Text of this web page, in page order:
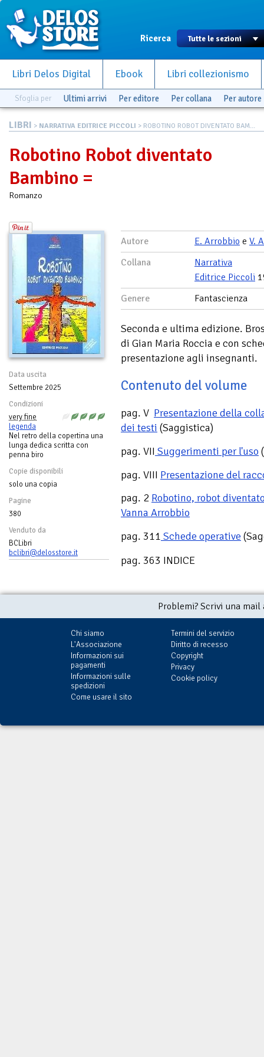
Ricerca
Libri Delos Digital Ebook Libri collezionismo
Sfoglia per Ultimi arrivi Per editore Per collana Per autore
LIBRI > NARRATIVA EDITRICE PICCOLI > ROBOTINO ROBOT DIVENTATO BAM...
Robotino Robot diventato
Bambino =
Romanzo
Data uscita
Settembre 2025
Condizioni
very fine
legenda
Nel retro della copertina una
lunga dedica scritta con
penna biro
Copie disponibili
solo una copia
Pagine
380
Venduto da
BCLibri
bclibri@delosstore.it
Autore E. Arrobbio e V.
Collana
Narrativa
Editrice Piccoli
Genere
Fantascienza
Seconda e ultima edizione.
di Gian Maria Roccia e con
presentazione agli insegnanti.
Contenuto del volume
pag. V Presentazione della
dei testi (Saggistica)
pag. VII Suggerimenti per l'uso
pag. VIII Presentazione del
pag. 2 Robotino, robot
Vanna Arrobbio
pag. 311 Schede operative
pag. 363 INDICE
Problemi? Scrivi una
Chi siamo
L'Associazione
Informazioni sui
pagamenti
Informazioni sulle
spedizioni
Come usare il sito
Termini del servizio
Diritto di recesso
Copyright
Privacy
Cookie policy